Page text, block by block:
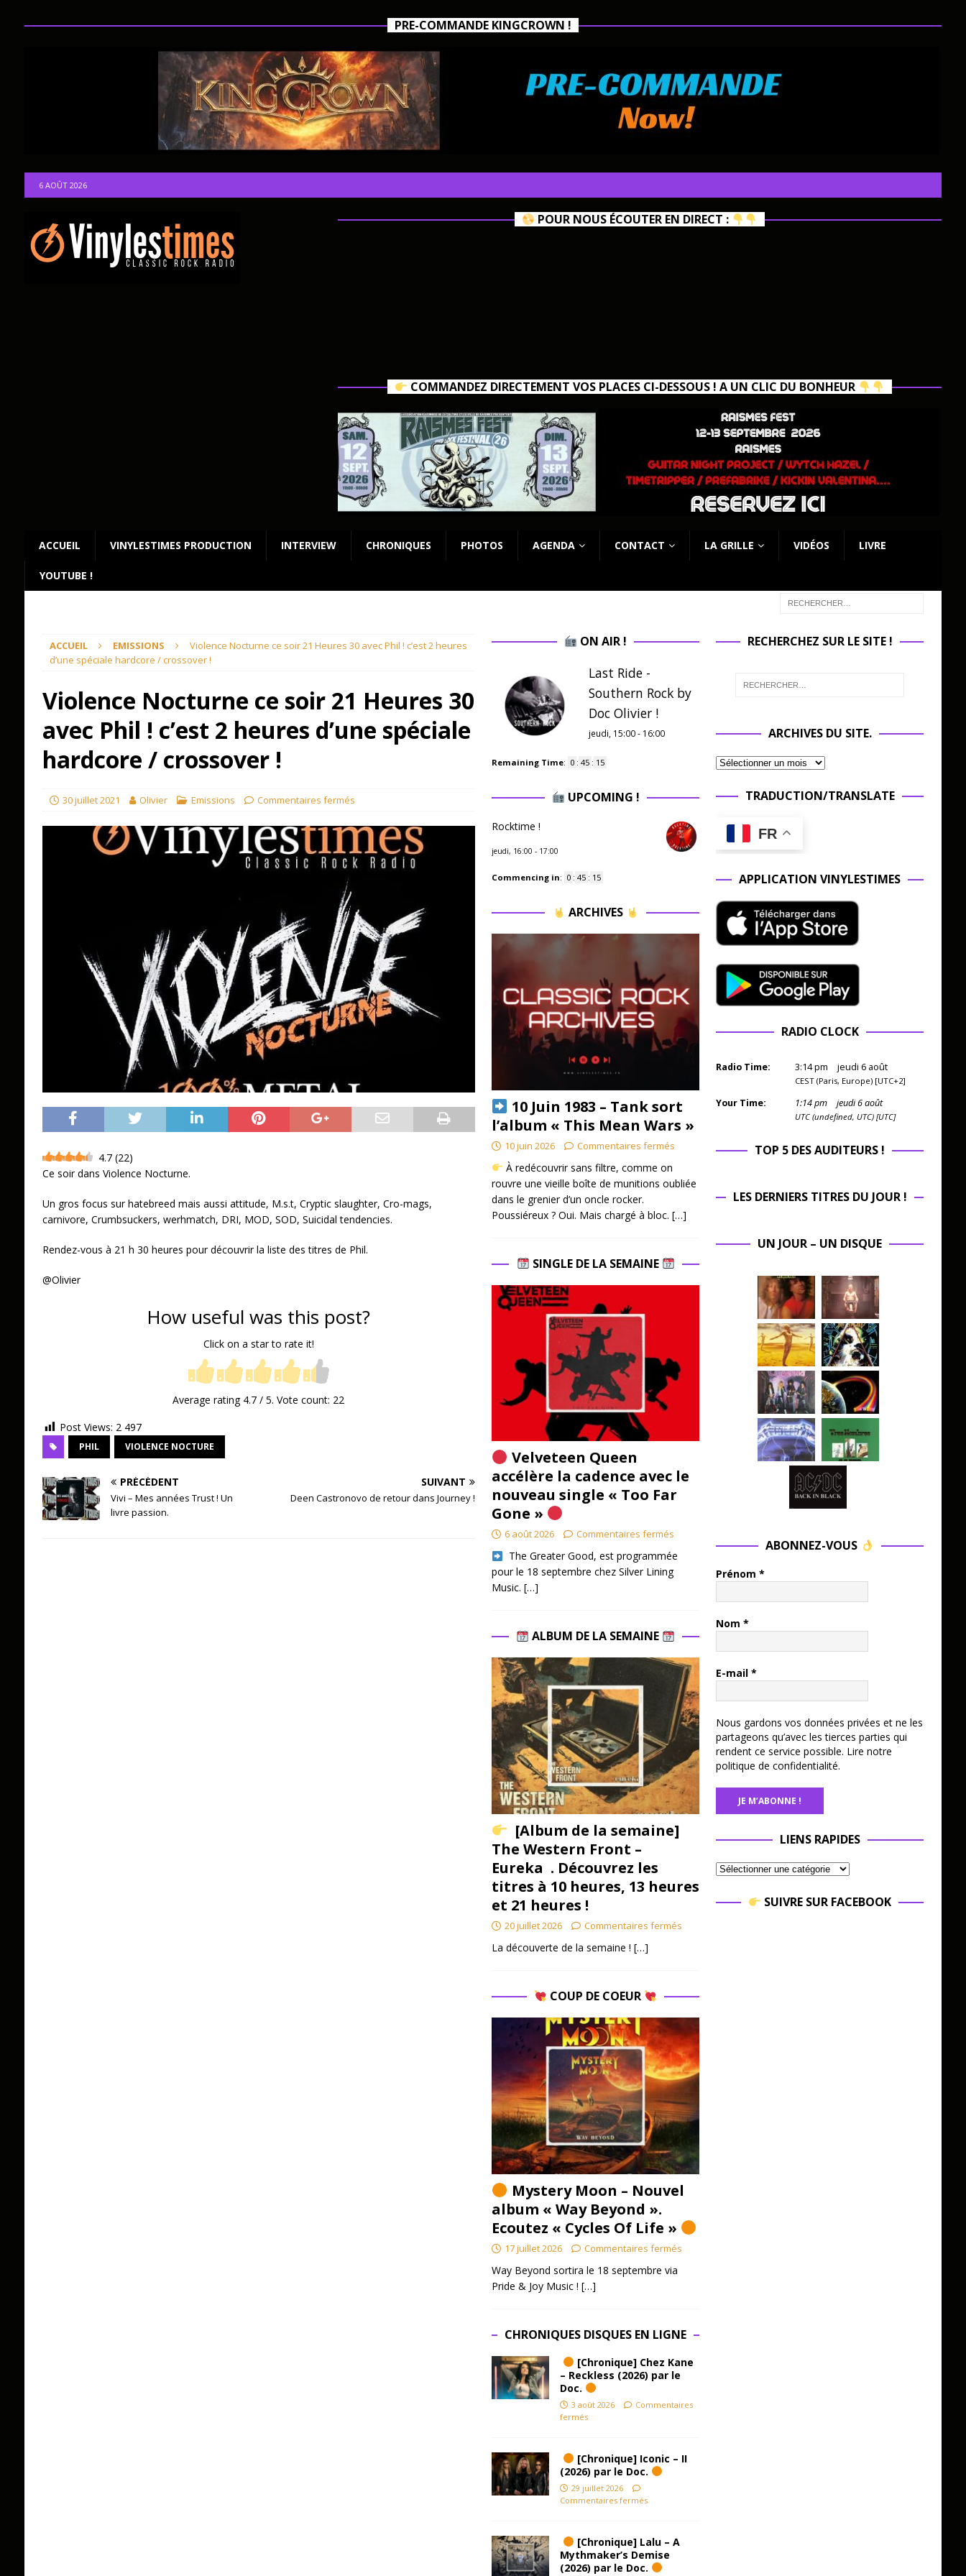
PRE-COMMANDE KINGCROWN !
6 AOÛT 2026
POUR NOUS ÉCOUTER EN DIRECT :
COMMANDEZ DIRECTEMENT VOS PLACES CI-DESSOUS ! A UN CLIC DU BONHEUR
ACCUEIL VINYLESTIMES PRODUCTION INTERVIEW CHRONIQUES PHOTOS AGENDA CONTACT LA GRILLE VIDÉOS LIVRE
YOUTUBE !
ACCUEIL EMISSIONS
Violence Nocturne ce soir 21 Heures 30 avec Phil ! c’est 2 heures
d’une spéciale hardcore / crossover !
Violence Nocturne ce soir 21 Heures 30
avec Phil ! c’est 2 heures d’une spéciale
hardcore / crossover !
30 juillet 2021 Olivier Emissions Commentaires fermés
4.7 (22)
Ce soir dans Violence Nocturne.
Un gros focus sur hatebreed mais aussi attitude, M.s.t, Cryptic slaughter, Cro-mags,
carnivore, Crumbsuckers, werhmatch, DRI, MOD, SOD, Suicidal tendencies.
Rendez-vous à 21 h 30 heures pour découvrir la liste des titres de Phil.
@Olivier
How useful was this post?
Click on a star to rate it!
Average rating 4.7 / 5. Vote count: 22
Post Views: 2 497
PHIL VIOLENCE NOCTURE
PRÉCÉDENT
Vivi – Mes années Trust ! Un
livre passion.
SUIVANT
Deen Castronovo de retour dans Journey !
ON AIR !
Last Ride -
Southern Rock by
Doc Olivier !
jeudi, 15:00 - 16:00
Remaining Time: 0 : 45 : 13
UPCOMING !
Rocktime !
jeudi, 16:00 - 17:00
Commencing in: 0 : 45 : 13
ARCHIVES
10 Juin 1983 – Tank sort
l’album « This Mean Wars »
10 juin 2026 Commentaires fermés
À redécouvrir sans filtre, comme on
rouvre une vieille boîte de munitions oubliée
dans le grenier d’un oncle rocker.
Poussiéreux ? Oui. Mais chargé à bloc. […]
SINGLE DE LA SEMAINE
Velveteen Queen
accélère la cadence avec le
nouveau single « Too Far
Gone »
6 août 2026 Commentaires fermés
​ The Greater Good, est programmée
pour le 18 septembre chez Silver Lining
Music. […]
ALBUM DE LA SEMAINE
[Album de la semaine]
The Western Front –
Eureka . Découvrez les
titres à 10 heures, 13 heures
et 21 heures !
20 juillet 2026 Commentaires fermés
La découverte de la semaine ! […]
COUP DE COEUR
Mystery Moon – Nouvel
album « Way Beyond ».
Ecoutez « Cycles Of Life »
17 juillet 2026 Commentaires fermés
Way Beyond sortira le 18 septembre via
Pride & Joy Music ! […]
CHRONIQUES DISQUES EN LIGNE
[Chronique] Chez Kane
– Reckless (2026) par le
Doc.
3 août 2026
Commentaires
fermés
[Chronique] Iconic – II
(2026) par le Doc.
29 juillet 2026
Commentaires fermés
[Chronique] Lalu – A
Mythmaker’s Demise
(2026) par le Doc.
RECHERCHEZ SUR LE SITE !
ARCHIVES DU SITE.
TRADUCTION/TRANSLATE
FR
APPLICATION VINYLESTIMES
RADIO CLOCK
Radio Time: 3:14pm jeudi 6 août
CEST (Paris, Europe) [UTC+2]
Your Time: 1:14pm jeudi 6 août
UTC (undefined, UTC) [UTC]
TOP 5 DES AUDITEURS !
LES DERNIERS TITRES DU JOUR !
UN JOUR – UN DISQUE
ABONNEZ-VOUS
Prénom *
Nom *
E-mail *
Nous gardons vos données privées et ne les
partageons qu’avec les tierces parties qui
rendent ce service possible. Lire notre
politique de confidentialité.
LIENS RAPIDES
SUIVRE SUR FACEBOOK